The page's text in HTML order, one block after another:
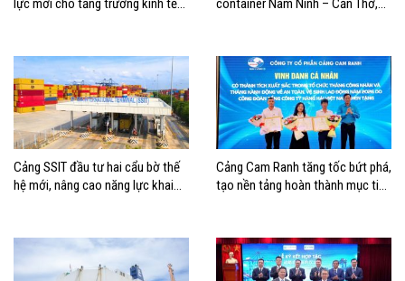
Cảng SSIT đầu tư hai cẩu bờ thế
hệ mới, nâng cao năng lực khai
Cảng Cam Ranh tăng tốc bứt phá,
tạo nền tảng hoàn thành mục tiêu